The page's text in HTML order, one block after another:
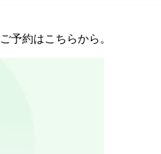
予約はこちらから。